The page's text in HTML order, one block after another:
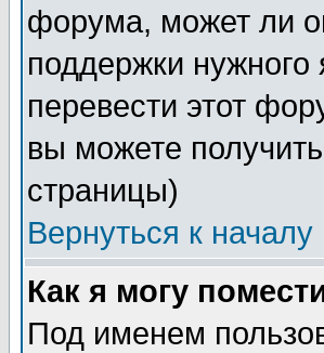
форума, может ли
поддержки
перевести этот
вы можете
страницы)
Вернуться к началу
Как я могу
Под именем